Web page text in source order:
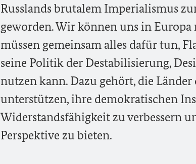
Russlands brutalem Imperialismus
geworden. Wir können uns in
müssen gemeinsam alles dafür tun,
seine Politik der Destabilisierung,
nutzen kann. Dazu gehört, die
unterstützen, ihre demokratischen
Widerstandsfähigkeit zu verbessern
Perspektive zu bieten.